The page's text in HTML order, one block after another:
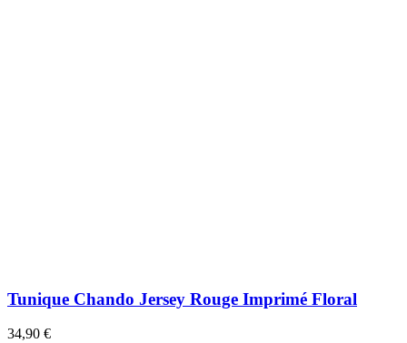
Tunique Chando Jersey Rouge Imprimé Floral
34,90 €